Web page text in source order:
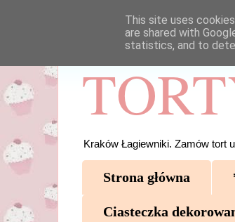
Kraków Łagiewniki. Zamów tort
Strona główna
Ciasteczka
This site uses
are shared with
statistics, and to